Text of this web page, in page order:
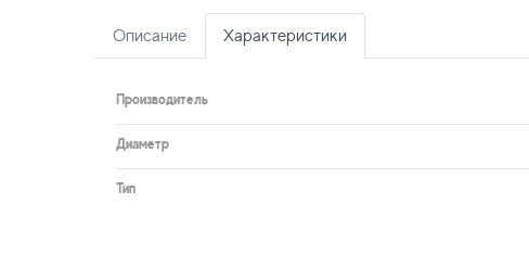
Описание Характеристики
Производитель
Диаметр
Тип